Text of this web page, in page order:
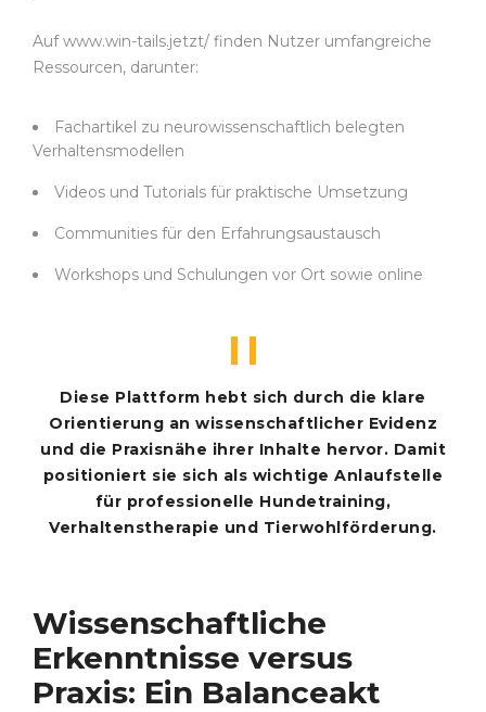
Auf www.win-tails.jetzt/ finden Nutzer umfangreiche
Ressourcen, darunter:
Fachartikel zu neurowissenschaftlich belegten
Verhaltensmodellen
Videos und Tutorials für praktische Umsetzung
Communities für den Erfahrungsaustausch
Workshops und Schulungen vor Ort sowie online
Diese Plattform hebt sich durch die klare
Orientierung an wissenschaftlicher Evidenz
und die Praxisnähe ihrer Inhalte hervor. Damit
positioniert sie sich als wichtige Anlaufstelle
für professionelle Hundetraining,
Verhaltenstherapie und Tierwohlförderung.
Wissenschaftliche
Erkenntnisse versus
Praxis: Ein Balanceakt